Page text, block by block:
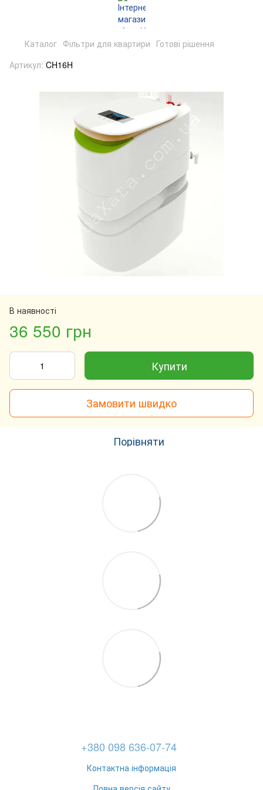
Каталог Фільтри для квартири Готові рішення
Артикул: CH16H
В наявності
36 550 грн
Купити
Замовити швидко
Порівняти
+380 098 636-07-74
Контактна інформація